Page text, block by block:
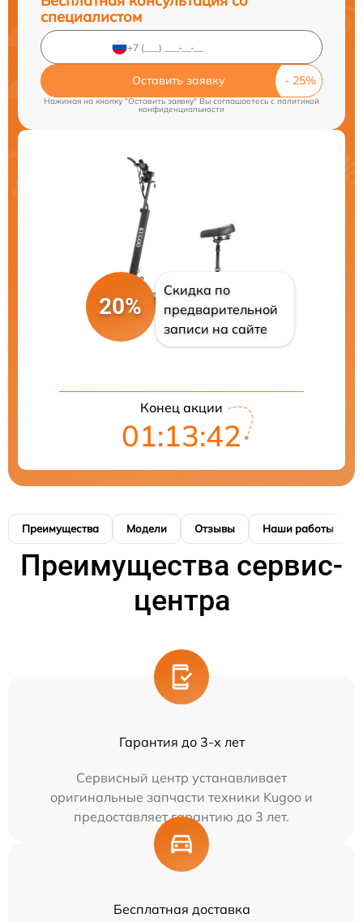
специалистом
Оставить заявку
Нажимая на кнопку "Оставить заявку" Вы соглашаетесь cполитикой
конфиденциальности
20%
Скидка по
предварительной
записи на сайте
Конец акции
01:13:42
Преимущества Модели Отзывы Наши работы
Преимущества сервис-
центра
Гарантия до 3-х лет
Сервисный центр устанавливает
оригинальные запчасти техники Kugoo и
предоставляет гарантию до 3 лет.
Бесплатная доставка